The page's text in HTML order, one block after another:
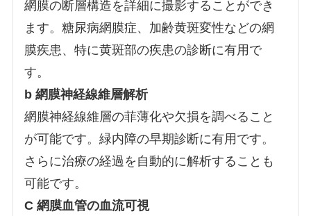
網膜の断層構造を詳細に撮影することができ
ます。糖尿病網膜症、加齢黄斑変性などの網
膜疾患、特に黄斑部の疾患の診断に有用で
す。
b 網膜神経線維層解析
網膜神経線維層の菲薄化や欠損を調べること
が可能です。緑内障の早期診断に有用です。
さらに治療の経過を自動的に解析することも
可能です。
C 網膜血管の血流可視